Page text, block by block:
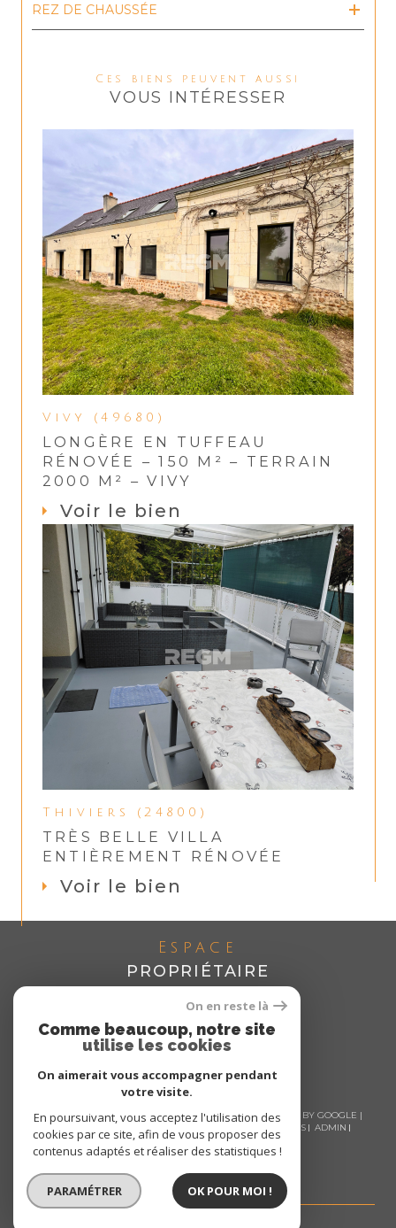
REZ DE CHAUSSÉE
Ces biens peuvent aussi
VOUS INTÉRESSER
Vivy (49680)
LONGÈRE EN TUFFEAU
RÉNOVÉE – 150 M² – TERRAIN
2000 M² – VIVY
Voir le bien
Thiviers (24800)
TRÈS BELLE VILLA
ENTIÈREMENT RÉNOVÉE
Voir le bien
Espace
PROPRIÉTAIRE
Se connecter
© 2026 | TOUS DROITS RÉSERVÉS | TRADUCTION POWERED BY GOOGLE |
NOS HONORAIRES
PLAN DU SITE MENTIONS LÉGALES
ADMIN
NOS LIENS
POLITIQUE RGPD COOKIES
On en reste là
Comme beaucoup, notre site
utilise les cookies
On aimerait vous accompagner pendant
votre visite.
En poursuivant, vous acceptez l'utilisation des
cookies par ce site, afin de vous proposer des
contenus adaptés et réaliser des statistiques !
PARAMÉTRER OK POUR MOI !